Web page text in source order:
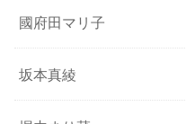
國府田マリ子
坂本真綾